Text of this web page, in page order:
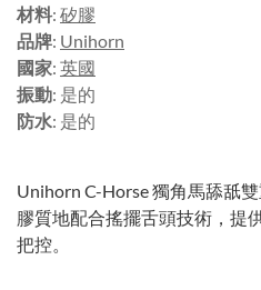
材料: 矽膠
品牌: Unihorn
國家: 英國
振動: 是的
防水: 是的
Unihorn C-Horse 獨角馬舔舐
膠質地配合搖擺舌頭技術，提
把控。